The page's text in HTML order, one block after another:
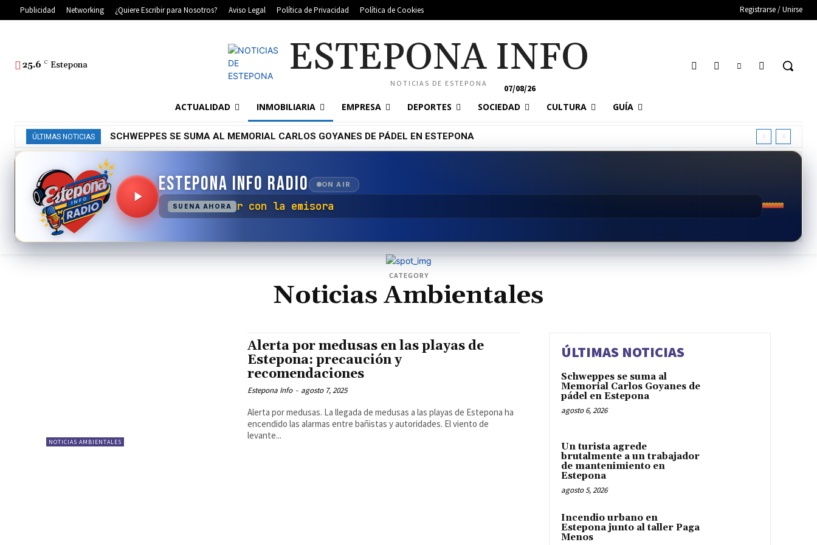
Publicidad Networking ¿Quiere Escribir para Nosotros? Aviso Legal Política de Privacidad Política de Cookies Registrarse / Unirse
25.6 C Estepona ESTEPONA INFO
NOTICIAS DE ESTEPONA 07/08/26
ACTUALIDAD INMOBILIARIA EMPRESA DEPORTES SOCIEDAD CULTURA GUÍA
ÚLTIMAS NOTICIAS SCHWEPPES SE SUMA AL MEMORIAL CARLOS GOYANES DE PÁDEL EN ESTEPONA
ESTEPONA INFO RADIO ON AIR
SUENA AHORA
No se ha podido conectar con la emisora
CATEGORY
Noticias Ambientales
NOTICIAS AMBIENTALES
Alerta por medusas en las playas de
Estepona: precaución y
recomendaciones
Estepona Info - agosto 7, 2025
Alerta por medusas. La llegada de medusas a las playas de Estepona ha
encendido las alarmas entre bañistas y autoridades. El viento de
levante...
ÚLTIMAS NOTICIAS
Schweppes se suma al
Memorial Carlos Goyanes de
pádel en Estepona
agosto 6, 2026
Un turista agrede
brutalmente a un trabajador
de mantenimiento en
Estepona
agosto 5, 2026
Incendio urbano en
Estepona junto al taller Paga
Menos